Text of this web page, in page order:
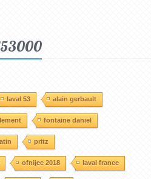
laval 53 alain gerbault
fontaine daniel
pritz
ofnijec 2018 laval france